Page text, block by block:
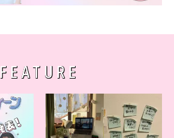
FEATURE